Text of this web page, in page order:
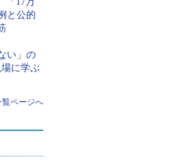
と公的
い」の
に学ぶ
覧ページへ